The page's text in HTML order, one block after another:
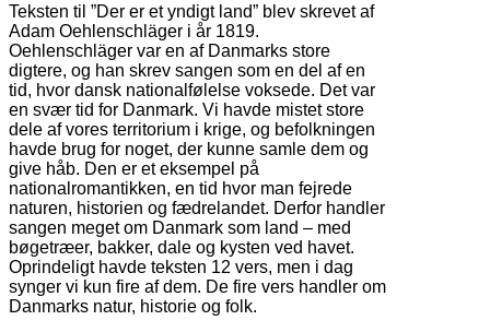
Teksten til ”Der er et yndigt land” blev skrevet af
Adam Oehlenschläger i år 1819.
Oehlenschläger var en af Danmarks store
digtere, og han skrev sangen som en del af en
tid, hvor dansk nationalfølelse voksede. Det var
en svær tid for Danmark. Vi havde mistet store
dele af vores territorium i krige, og befolkningen
havde brug for noget, der kunne samle dem og
give håb. Den er et eksempel på
nationalromantikken, en tid hvor man fejrede
naturen, historien og fædrelandet. Derfor handler
sangen meget om Danmark som land – med
bøgetræer, bakker, dale og kysten ved havet.
Oprindeligt havde teksten 12 vers, men i dag
synger vi kun fire af dem. De fire vers handler om
Danmarks natur, historie og folk.